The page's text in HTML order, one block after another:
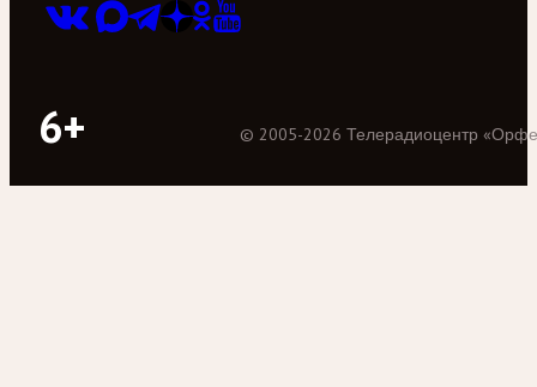
6+ © 2005-2026 Телерадиоцентр